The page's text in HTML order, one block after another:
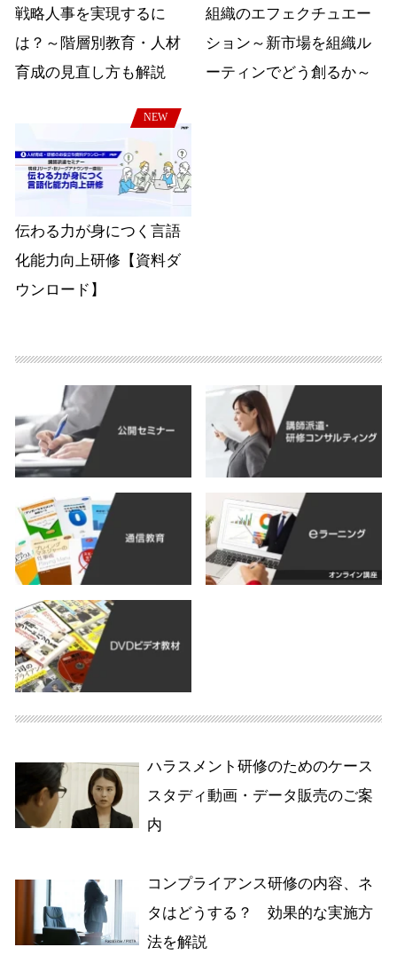
戦略人事を実現するに
は？～階層別教育・人材
育成の見直し方も解説
組織のエフェクチュエー
ション～新市場を組織ル
ーティンでどう創るか～
NEW
伝わる力が身につく言語
化能力向上研修【資料ダ
ウンロード】
ハラスメント研修のためのケース
スタディ動画・データ販売のご案
内
コンプライアンス研修の内容、ネ
タはどうする？ 効果的な実施方
法を解説